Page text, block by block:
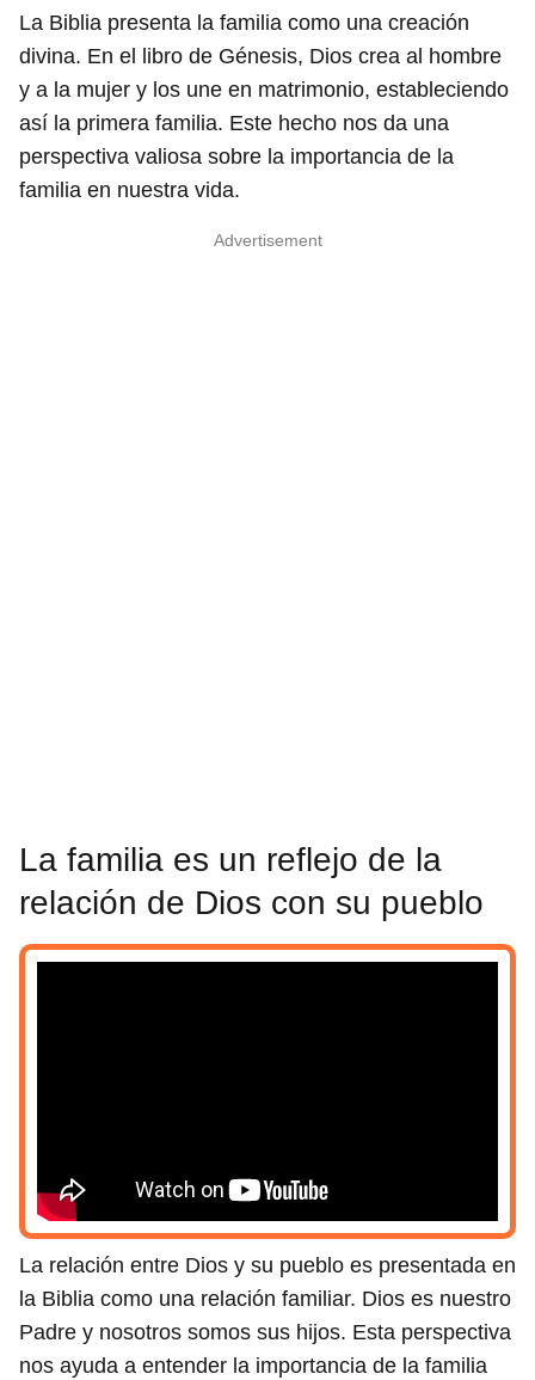
La Biblia presenta la familia como una creación
divina. En el libro de Génesis, Dios crea al hombre
y a la mujer y los une en matrimonio, estableciendo
así la primera familia. Este hecho nos da una
perspectiva valiosa sobre la importancia de la
familia en nuestra vida.
Advertisement
La familia es un reflejo de la
relación de Dios con su pueblo
La relación entre Dios y su pueblo es presentada en
la Biblia como una relación familiar. Dios es nuestro
Padre y nosotros somos sus hijos. Esta perspectiva
nos ayuda a entender la importancia de la familia